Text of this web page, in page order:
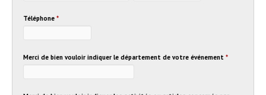
Téléphone *
Merci de bien vouloir indiquer le département de votre événement *